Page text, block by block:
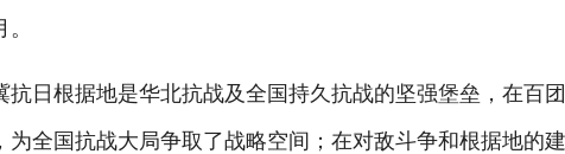
根据地是华北抗战及全国持久抗战的坚强堡垒，在百团
全国抗战大局争取了战略空间；在对敌斗争和根据地的